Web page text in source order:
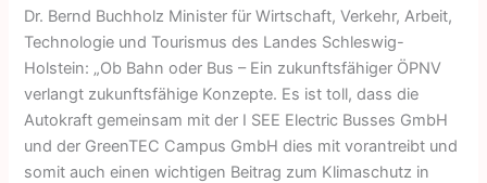
Dr. Bernd Buchholz Minister für Wirtschaft, Verkehr, Arbeit,
Technologie und Tourismus des Landes Schleswig-
Holstein: „Ob Bahn oder Bus – Ein zukunftsfähiger ÖPNV
verlangt zukunftsfähige Konzepte. Es ist toll, dass die
Autokraft gemeinsam mit der I SEE Electric Busses GmbH
und der GreenTEC Campus GmbH dies mit vorantreibt und
somit auch einen wichtigen Beitrag zum Klimaschutz in